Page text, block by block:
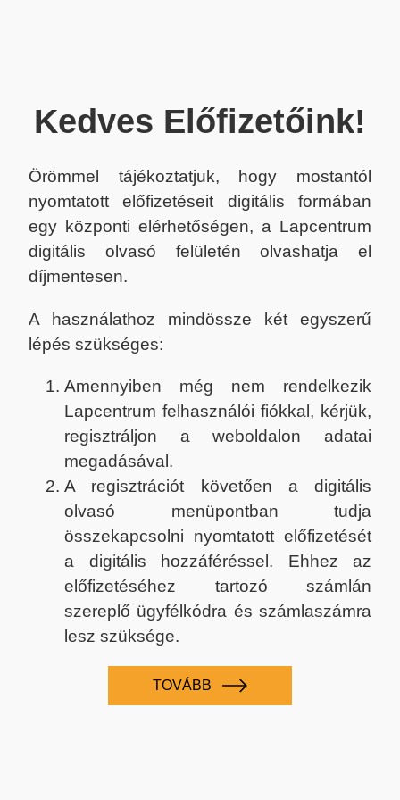
Kedves Előfizetőink!
Örömmel tájékoztatjuk, hogy mostantól
nyomtatott előfizetéseit digitális formában
egy központi elérhetőségen, a Lapcentrum
digitális olvasó felületén olvashatja el
díjmentesen.
A használathoz mindössze két egyszerű
lépés szükséges:
Amennyiben még nem rendelkezik
Lapcentrum felhasználói fiókkal, kérjük,
regisztráljon a weboldalon adatai
megadásával.
A regisztrációt követően a digitális
olvasó menüpontban tudja
összekapcsolni nyomtatott előfizetését
a digitális hozzáféréssel. Ehhez az
előfizetéséhez tartozó számlán
szereplő ügyfélkódra és számlaszámra
lesz szüksége.
TOVÁBB